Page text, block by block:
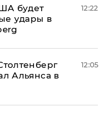
будет
удары в
12:22
Альянса в
12:05